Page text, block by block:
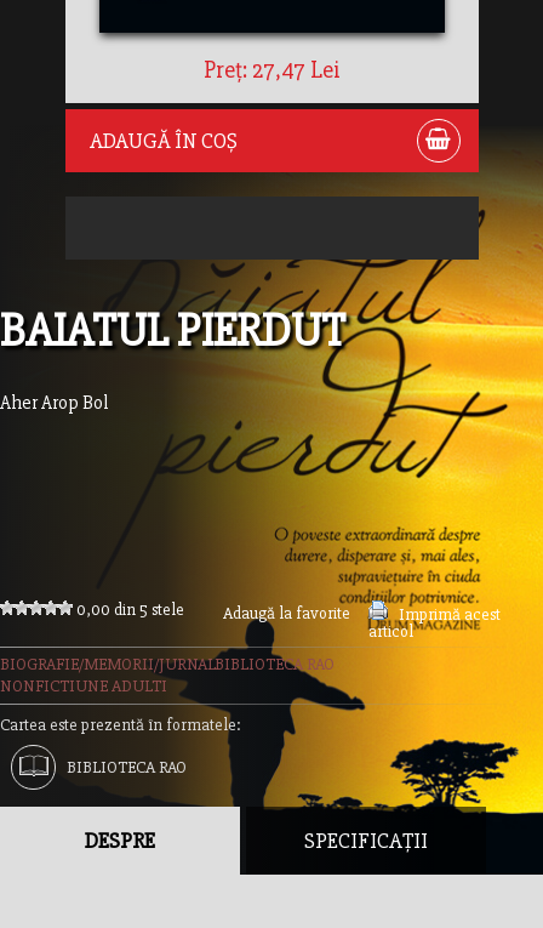
Preț: 27,47 Lei
ADAUGĂ ÎN COȘ
BAIATUL PIERDUT
Aher Arop Bol
0,00 din 5 stele Adaugă la favorite
Imprimă acest
articol
BIOGRAFIE/MEMORII/JURNALBIBLIOTECA RAO
NONFICTIUNE ADULTI
Cartea este prezentă în formatele:
BIBLIOTECA RAO
DESPRE SPECIFICAȚII